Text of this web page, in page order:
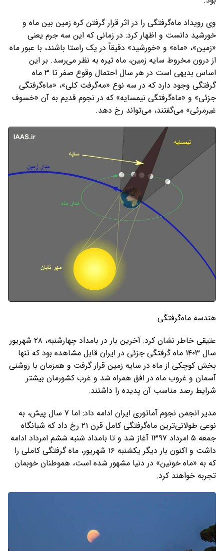
وی رویداد ماه‌گرفتگی را در اثر قرار گرفتن کره زمین بین ماه و
خورشید دانست و اظهار کرد: در زمانی که این سه جرم یعنی
«زمین»، «ماه» و «خورشید» دقیقاً در یک راستا باشند، با عبور ماه
از درون مخروط سایه زمین، ماه تیره به نظر می‌رسد. بر این
اساس بدیهی است در هر سال احتمال وقوع صفر تا ۳ ماه
گرفتگی وجود دارد که در سه نوع «مه‌گرفت کلی»، «ماه‌گرفتگی
جزئی» و «ماه‌گرفتگی نیمسایه» که در نجوم قدیم به آن «خسوف
غیرمرئی» می‌گفتند، می‌تواند رخ دهد.
هندسه ماه‌گرفتگی
عتیقی خاطر نشان کرد: آخرین بار در بامداد چهارشنبه، ۲۸ شهریور
سال ۱۴۰۳ ماه گرفتگی جزئی در ایران قابل مشاهده بود که تنها
بخش کوچکی از ماه در سایه زمین قرار گرفت و همزمان با روشنی
آسمان و غروب ماه در افق همراه شد و غرب کشورمان بیشتر
شرایط رصد مناسب آن پدیده را داشتند.
مدیر انجمن نجوم آماتوری ایران ادامه داد: اما ۷ سال پیش، به
نوعی طولانی‌ترین ماه‌گرفتگی کامل قرن ۲۱ رخ داد که شبانگاه
جمعه ۵ امرداد ۱۳۹۷ آغاز شد و تا بامداد شنبه ششم امرداد ادامه
داشت و اکنون بار دیگر یکشنبه ۱۶ شهریور، ماه گرفتگی کاملی را
که به «ماه خونین» در دنیا مشهور شده است، هموطنان خوبمان
تجربه خواهند کرد.